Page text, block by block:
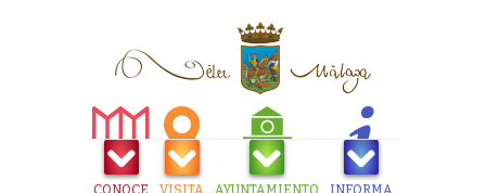
CONOCE VISITA AYUNTAMIENTO INFORMA